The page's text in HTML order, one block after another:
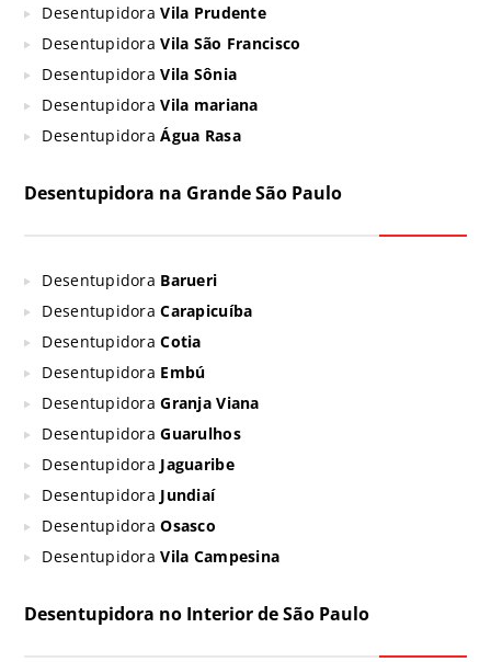
DesentupidoraVila Prudente
DesentupidoraVila São Francisco
DesentupidoraVila Sônia
DesentupidoraVila mariana
DesentupidoraÁgua Rasa
Desentupidora na Grande São Paulo
Desentupidora Barueri
DesentupidoraCarapicuíba
DesentupidoraCotia
Desentupidora Embú
DesentupidoraGranja Viana
DesentupidoraGuarulhos
Desentupidora Jaguaribe
Desentupidora Jundiaí
DesentupidoraOsasco
DesentupidoraVila Campesina
Desentupidora no Interior de São Paulo